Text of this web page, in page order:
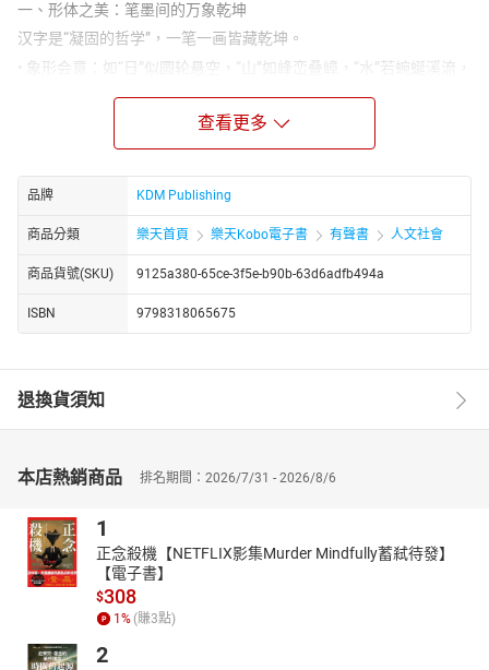
一、形体之美：笔墨间的万象乾坤
汉字是“凝固的哲学”，一笔一画皆藏乾坤。
• 象形会意：如“日”似圆轮悬空，“山”如峰峦叠嶂，“水”若蜿蜒溪流，
• 结构韵律：汉字讲究平衡与变化，篆书的古朴、隶书的端方、行书
的流畅、草书的狂放，每一种字体都是艺术的化身。
• 文化符号：从人名“扶苏”“林风眠”的典雅，到药名“青黛”“半夏”的诗
意，中文以汉字为载体，将生活升华为美学。
二、音韵之美：声调里的天地节律
中文是“流动的音乐”，四声起伏间自成韵律。
• 声调抑扬：普通话四声（阴平、阳平、上声、去声）如琴键跳跃，
赋予语言天然的节奏感，“大漠孤烟直，长河落日圆”的诵读，更显苍
茫意境。
与舌音的交错，将愁绪凝为声韵的幽咽。
三、意境之美：文字外的无尽情思
• 诗词之境：“疏影横斜水清浅，暗香浮动月黄昏”（林逋），以梅、
水、月的关联，勾勒出空灵的画意；苏轼“一蓑烟雨任平生”，以简驭
繁，道尽超然物外的人生境界。
• 虚实相生：中国山水画“以线传神”，书法“气韵生动”，戏曲“跑圆场”
的太极曲线，皆以虚实交融诠释东方美学的含蓄与张力。
四、精神之美：文化中的风骨传承
查看更多
品牌 KDM Publishing
商品分類 樂天首頁 樂天Kobo電子書 有聲書 人文社會
商品貨號(SKU) 9125a380-65ce-3f5e-b90b-63d6adfb494a
ISBN 9798318065675
退換貨須知
本店熱銷商品 排名期間：2026/7/31 - 2026/8/6
1
正念殺機【NETFLIX影集Murder Mindfully蓄弒待發】
【電子書】
$308
1 % (賺3點)
2